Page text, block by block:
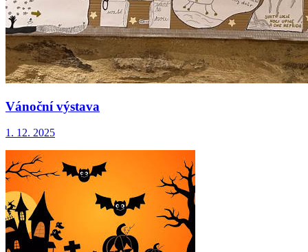
Vánoční výstava
1. 12. 2025